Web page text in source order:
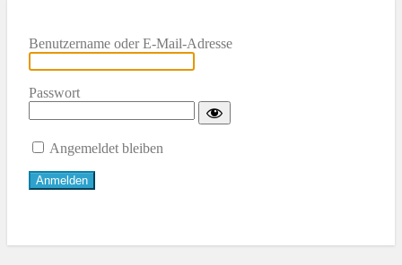
Benutzername oder E-Mail-Adresse
Passwort
Angemeldet bleiben